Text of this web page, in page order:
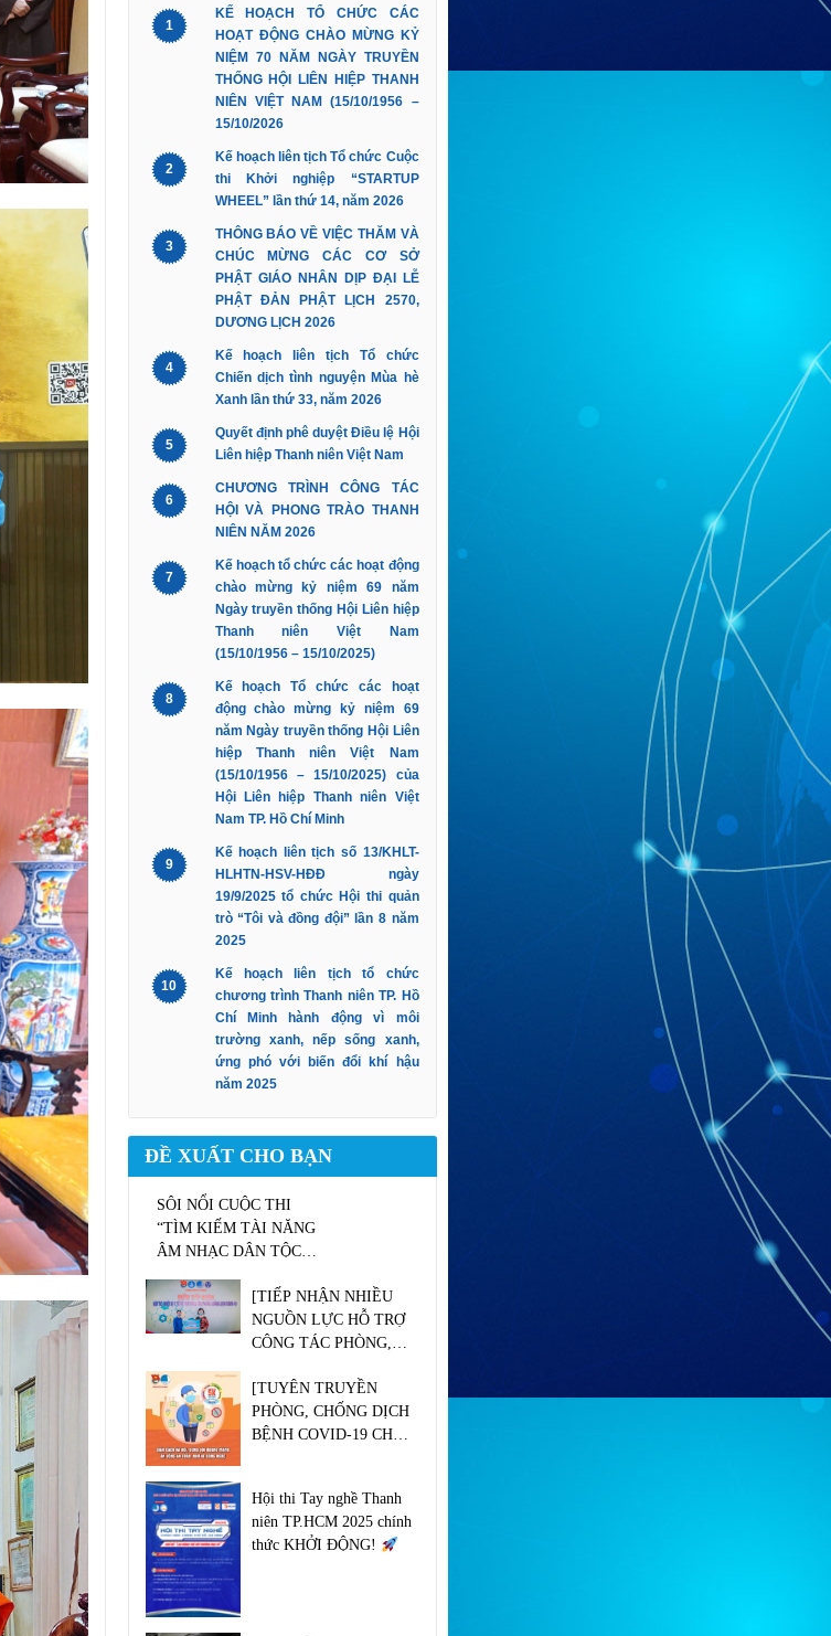
1
KẾ HOẠCH TỔ CHỨC CÁC
HOẠT ĐỘNG CHÀO MỪNG KỶ
NIỆM 70 NĂM NGÀY TRUYỀN
THỐNG HỘI LIÊN HIỆP THANH
NIÊN VIỆT NAM (15/10/1956 –
15/10/2026
2
Kế hoạch liên tịch Tổ chức Cuộc
thi Khởi nghiệp “STARTUP
WHEEL” lần thứ 14, năm 2026
3
THÔNG BÁO VỀ VIỆC THĂM VÀ
CHÚC MỪNG CÁC CƠ SỞ
PHẬT GIÁO NHÂN DỊP ĐẠI LỄ
PHẬT ĐẢN PHẬT LỊCH 2570,
DƯƠNG LỊCH 2026
4
Kế hoạch liên tịch Tổ chức
Chiến dịch tình nguyện Mùa hè
Xanh lần thứ 33, năm 2026
5
Quyết định phê duyệt Điều lệ Hội
Liên hiệp Thanh niên Việt Nam
6
CHƯƠNG TRÌNH CÔNG TÁC
HỘI VÀ PHONG TRÀO THANH
NIÊN NĂM 2026
7
Kế hoạch tổ chức các hoạt động
chào mừng kỷ niệm 69 năm
Ngày truyền thống Hội Liên hiệp
Thanh niên Việt Nam
(15/10/1956 – 15/10/2025)
8
Kế hoạch Tổ chức các hoạt
động chào mừng kỷ niệm 69
năm Ngày truyền thống Hội Liên
hiệp Thanh niên Việt Nam
(15/10/1956 – 15/10/2025) của
Hội Liên hiệp Thanh niên Việt
Nam TP. Hồ Chí Minh
9
Kế hoạch liên tịch số 13/KHLT-
HLHTN-HSV-HĐĐ ngày
19/9/2025 tổ chức Hội thi quản
trò “Tôi và đồng đội” lần 8 năm
2025
10
Kế hoạch liên tịch tổ chức
chương trình Thanh niên TP. Hồ
Chí Minh hành động vì môi
trường xanh, nếp sống xanh,
ứng phó với biến đổi khí hậu
năm 2025
ĐỀ XUẤT CHO BẠN
SÔI NỔI CUỘC THI
“TÌM KIẾM TÀI NĂNG
ÂM NHẠC DÂN TỘC”
NIÊN, SINH VIÊN TP.
HỒ CHÍ MINH
[TIẾP NHẬN NHIỀU
NGUỒN LỰC HỖ TRỢ
CÔNG TÁC PHÒNG,
19]
[TUYÊN TRUYỀN
PHÒNG, CHỐNG DỊCH
BỆNH COVID-19 CHO
Hội thi Tay nghề Thanh
niên TP.HCM 2025 chính
thức KHỞI ĐỘNG!